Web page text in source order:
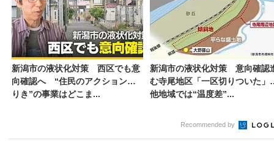
新潟市の液状化対策 西区でも意
向確認へ “住民のアクションあ
りき”の事業はどこま...
新潟市の液状化対策 意向確認
む寺尾地区「一区切りついた
他地域では“温度差”...
Recommended by